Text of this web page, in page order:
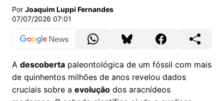
Por Joaquim Luppi Fernandes
07/07/2026 07:01
A descoberta paleontológica de um fóssil com mais
de quinhentos milhões de anos revelou dados
cruciais sobre a evolução dos aracnídeos